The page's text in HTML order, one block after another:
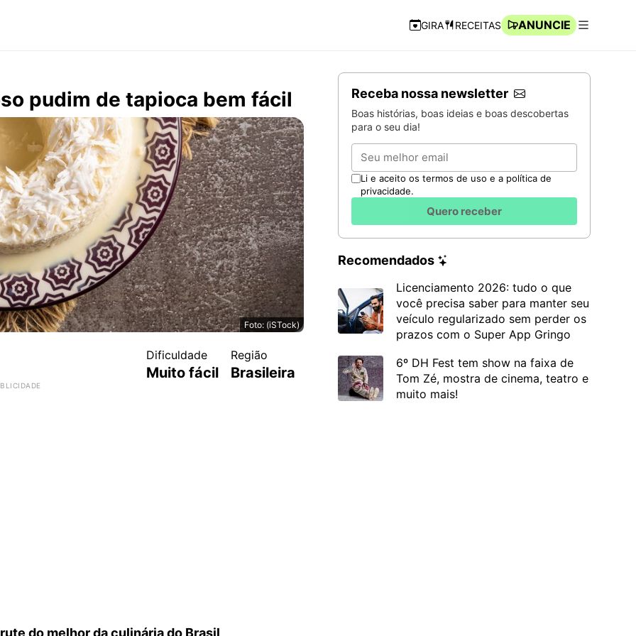
Navegação Rápida
GIRA RECEITAS
ANUNCIE
pudim de tapioca bem fácil
Foto: (iSTock)
Dificuldade
Muito fácil
Região
Brasileira
do melhor da culinária do Brasil
Receba nossa newsletter
Boas histórias, boas ideias e boas descobertas
para o seu dia!
Email
Li e aceito os termos de uso e a política de
privacidade.
Quero receber
Recomendados
Licenciamento 2026: tudo o que
você precisa saber para manter seu
veículo regularizado sem perder os
prazos com o Super App Gringo
6º DH Fest tem show na faixa de
Tom Zé, mostra de cinema, teatro e
muito mais!